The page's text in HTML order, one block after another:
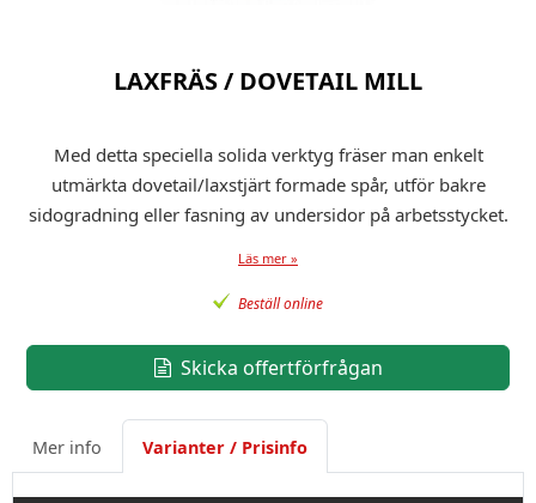
LAXFRÄS / DOVETAIL MILL
Med detta speciella solida verktyg fräser man enkelt
utmärkta dovetail/laxstjärt formade spår, utför bakre
sidogradning eller fasning av undersidor på arbetsstycket.
Läs mer »
Beställ online
Skicka offertförfrågan
Mer info Varianter / Prisinfo